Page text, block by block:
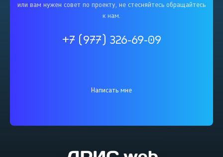
или вам нужен совет по проекту, не стесняйтесь обращайтесь
к нам.
+7 (977) 326-69-09
Написать мне